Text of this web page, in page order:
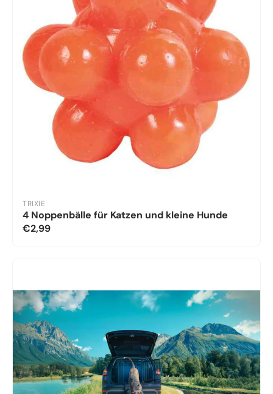
TRIXIE
4 Noppenbälle für Katzen und kleine Hunde
€2,99